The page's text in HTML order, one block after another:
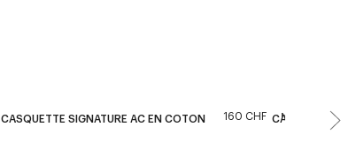
CASQUETTE SIGNATURE AC EN COTON 160 CHF New
CASQUETTE